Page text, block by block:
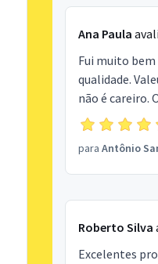
Ana Paula
Fui muito
qualidade.
não é careiro.
para Antônio
Roberto Silva
Excelentes